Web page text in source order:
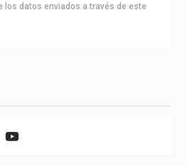
los datos enviados a través de este